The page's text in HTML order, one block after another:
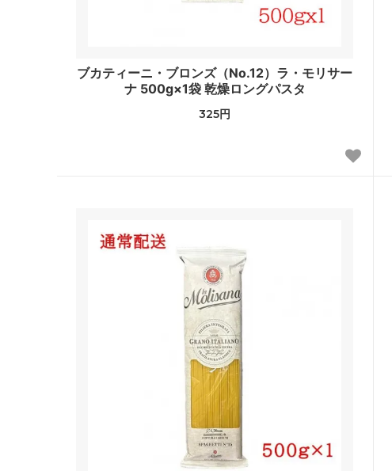
ブカティーニ・ブロンズ（No.12）ラ・モリサー
ナ 500g×1袋 乾燥ロングパスタ
325円